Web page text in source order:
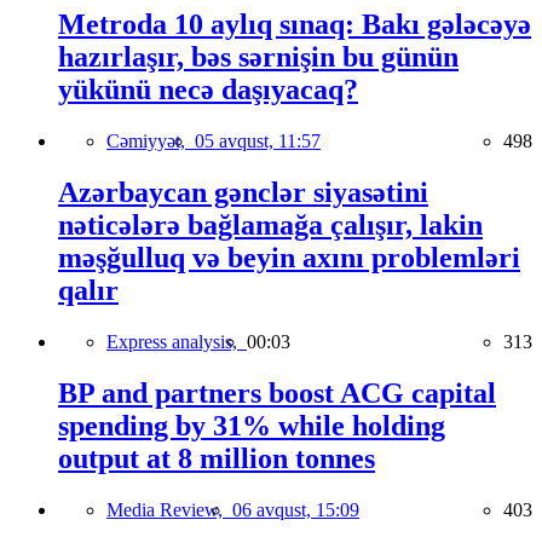
Metroda 10 aylıq sınaq: Bakı gələcəyə
hazırlaşır, bəs sərnişin bu günün
yükünü necə daşıyacaq?
Cəmiyyət, 05 avqust, 11:57 498
Azərbaycan gənclər siyasətini
nəticələrə bağlamağa çalışır, lakin
məşğulluq və beyin axını problemləri
qalır
Express analysis, 00:03 313
BP and partners boost ACG capital
spending by 31% while holding
output at 8 million tonnes
Media Review, 06 avqust, 15:09 403